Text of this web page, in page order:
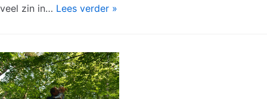
veel zin in… Lees verder »